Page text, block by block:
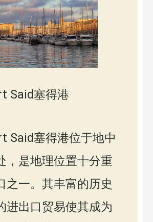
Said塞得港
Said塞得港位于地中
，是地理位置十分重
之一。其丰富的历史
进出口贸易使其成为